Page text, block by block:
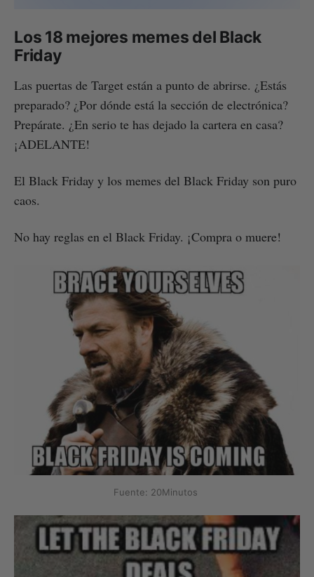
Los 18 mejores memes del Black
Friday
Las puertas de Target están a punto de abrirse. ¿Estás
preparado? ¿Por dónde está la sección de electrónica?
Prepárate. ¿En serio te has dejado la cartera en casa?
¡ADELANTE!
El Black Friday y los memes del Black Friday son puro
caos.
No hay reglas en el Black Friday. ¡Compra o muere!
Fuente: 20Minutos